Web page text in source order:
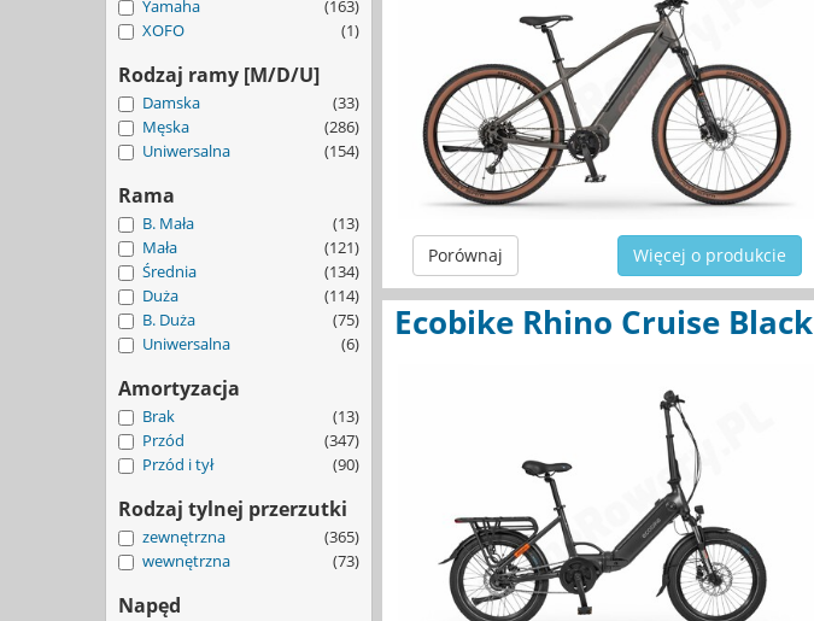
Yamaha
(163)
XOFO
(1)
Rodzaj ramy [M/D/U]
Damska
(33)
Męska
(286)
Uniwersalna
(154)
Rama
B. Mała
(13)
Mała
(121)
Średnia
(134)
Duża
(114)
B. Duża
(75)
Uniwersalna
(6)
Amortyzacja
Brak
(13)
Przód
(347)
Przód i tył
(90)
Rodzaj tylnej przerzutki
zewnętrzna
(365)
wewnętrzna
(73)
Napęd
Porównaj Więcej o produkcie
Ecobike Rhino Cruise Black